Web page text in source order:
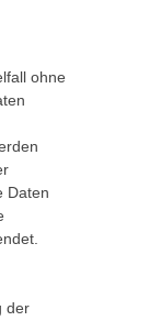
ohne
Daten
der